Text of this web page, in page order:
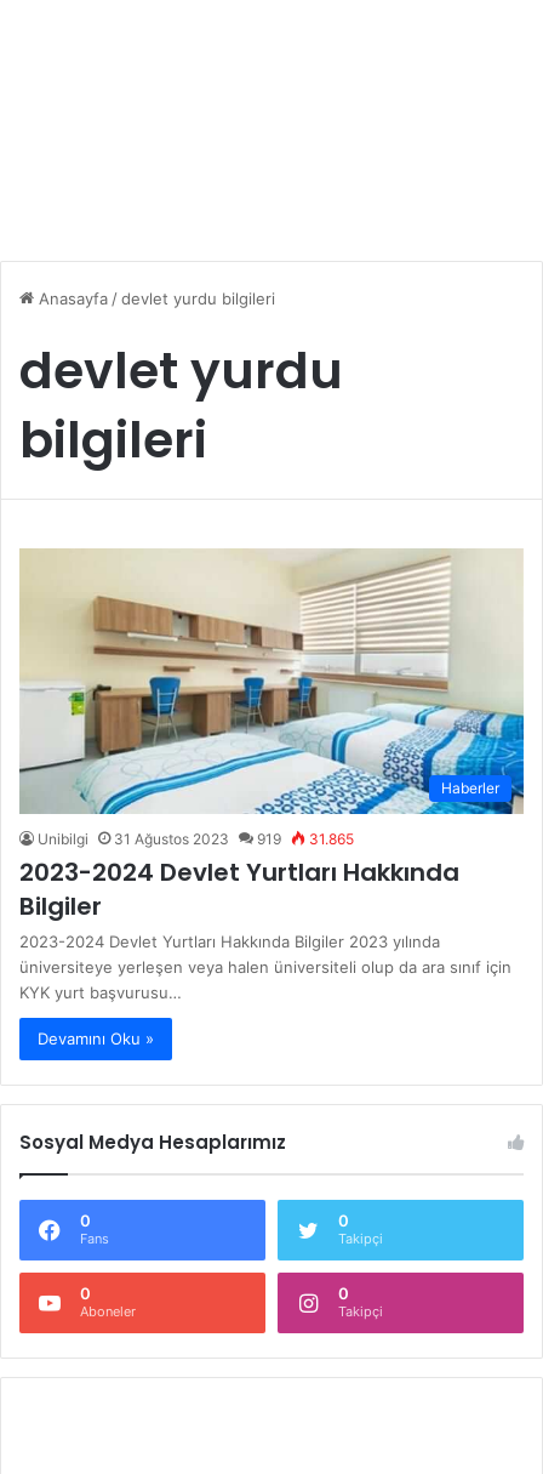
Anasayfa /devlet yurdu bilgileri
devlet yurdu
bilgileri
Haberler
Unibilgi 31 Ağustos 2023 919 31.865
2023-2024 Devlet Yurtları Hakkında
Bilgiler
2023-2024 Devlet Yurtları Hakkında Bilgiler 2023 yılında
üniversiteye yerleşen veya halen üniversiteli olup da ara sınıf için
KYK yurt başvurusu…
Devamını Oku »
Sosyal Medya Hesaplarımız
0
Fans
0
Takipçi
0
Aboneler
0
Takipçi